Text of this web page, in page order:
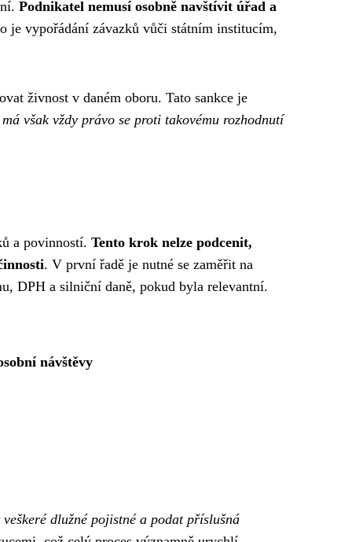
Podnikatel nemusí osobně navštívit úřad a
je vypořádání závazků vůči státním institucím,
živnost v daném oboru. Tato sankce je
však vždy právo se proti takovému rozhodnutí
a povinností. Tento krok nelze podcenit,
. V první řadě je nutné se zaměřit na
DPH a silniční daně, pokud byla relevantní.
návštěvy
dlužné pojistné a podat příslušná